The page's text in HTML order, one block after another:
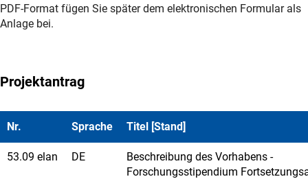
PDF-Format fügen Sie später dem elektronischen Formular als
Anlage bei.
Projektantrag
Nr. Sprache Titel [Stand]
53.09 elan DE
Beschreibung des Vorhabens -
Forschungsstipendium